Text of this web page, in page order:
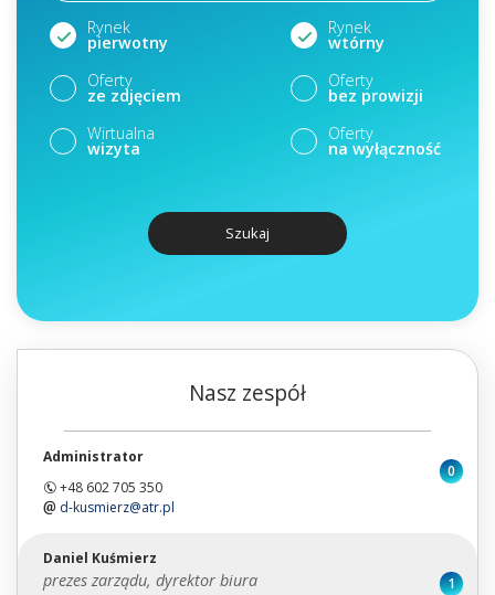
Rynek
pierwotny
Rynek
wtórny
Oferty
ze zdjęciem
Oferty
bez prowizji
Wirtualna
wizyta
Oferty
na wyłączność
Szukaj
Nasz zespół
Administrator
+48 602 705 350
d-kusmierz@atr.pl
0
Daniel Kuśmierz
prezes zarządu, dyrektor biura 1